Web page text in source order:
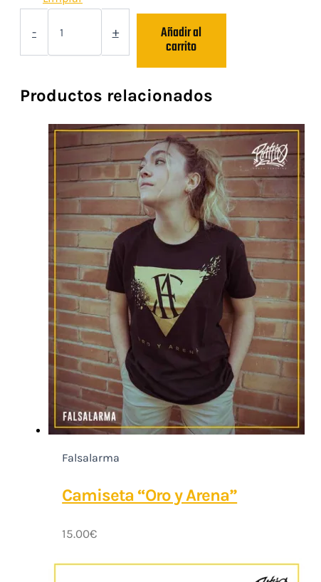
-
Camiseta
LLUITEN
cantidad
+ Añadir al
carrito
Productos relacionados
Falsalarma
Camiseta “Oro y Arena”
15.00€